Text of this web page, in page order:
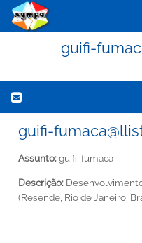
guifi-
guifi-
Assunto:guifi-fumaca
Descrição:
(Resende, Rio de Janeiro,